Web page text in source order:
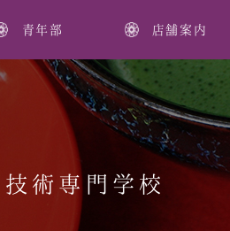
青年部 店舗案内
術専門学校